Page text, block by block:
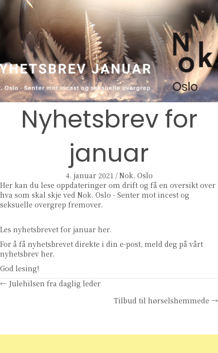
Nyhetsbrev for
januar
4. januar 2021 /Nok. Oslo
Her kan du lese oppdateringer om drift og få en oversikt over
hva som skal skje ved Nok. Oslo - Senter mot incest og
seksuelle overgrep fremover.
Les nyhetsbrevet for januar her.
For å få nyhetsbrevet direkte i din e-post, meld deg på vårt
nyhetsbrev her.
God lesing!
Posts
← Julehilsen fra daglig leder
Tilbud til hørselshemmede →